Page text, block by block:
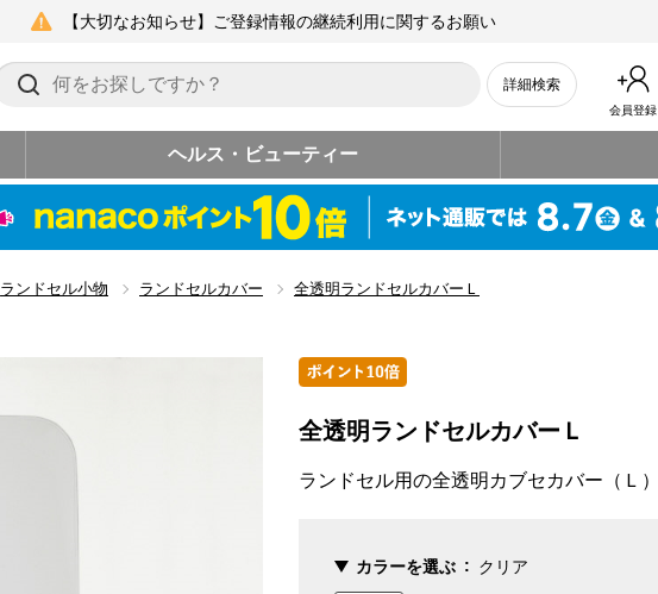
【大切なお知らせ】ご登録情報の継続利用に関するお願い
詳細検索
会員登録
ヘルス・ビューティー
ランドセル小物 ランドセルカバー 全透明ランドセルカバーＬ
全透明ランドセルカバーＬ
ランドセル用の全透明カブセカバー（Ｌ）
カラーを選ぶ クリア